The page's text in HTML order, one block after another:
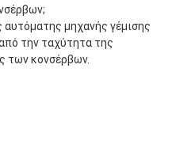
μηχανής γέμισης
την ταχύτητα της
των κονσέρβων.